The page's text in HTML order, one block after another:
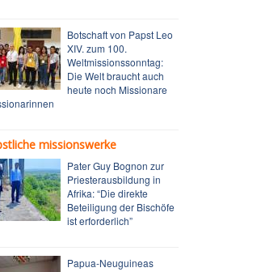
Botschaft von Papst Leo
XIV. zum 100.
Weltmissionssonntag:
Die Welt braucht auch
heute noch Missionare
missionswerke
Pater Guy Bognon zur
Priesterausbildung in
Afrika: “Die direkte
Beteiligung der Bischöfe
ist erforderlich”
Papua-Neuguineas